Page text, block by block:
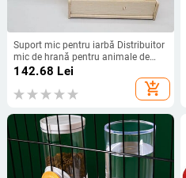
Suport mic pentru iarbă Distribuitor
mic de hrană pentru animale de
companie Hrănitor din lemn pentru
cobai cu sticlă de apă Coș de
mâncare pentru iepuri mic pentru
142.68 Lei
add_shopping_cart